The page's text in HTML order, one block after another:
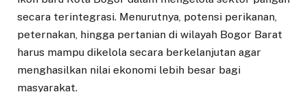
secara terintegrasi. Menurutnya, potensi perikanan,
peternakan, hingga pertanian di wilayah Bogor Barat
harus mampu dikelola secara berkelanjutan agar
menghasilkan nilai ekonomi lebih besar bagi
masyarakat.